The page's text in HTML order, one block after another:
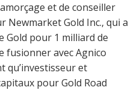
et de conseiller
Newmarket Gold Inc., qui a
Gold pour 1 milliard de
fusionner avec Agnico
qu’investisseur et
pour Gold Road